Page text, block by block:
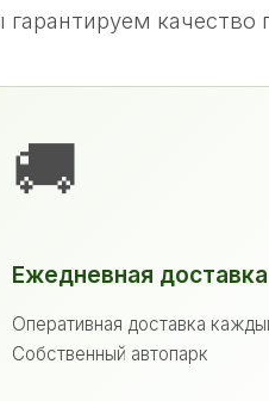
качество
🚚
Ежедневная доставка
Оперативная доставка
Собственный автопарк